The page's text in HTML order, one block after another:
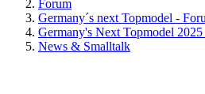
Forum
Germany´s next Topmodel -
Germany's Next Topmodel
News & Smalltalk